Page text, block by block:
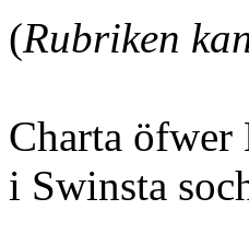
(Rubriken
Charta öfwer
i Swinsta